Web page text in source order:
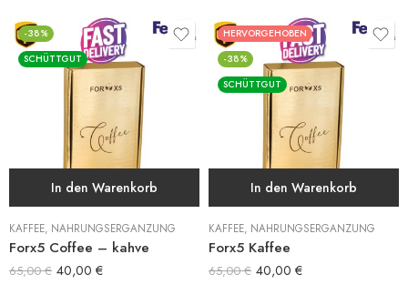
-38%
SCHÜTTGUT
In den Warenkorb
KAFFEE, NAHRUNGSERGÄNZUNG
Forx5 Coffee – kahve
65,00€ 40,00 €
HERVORGEHOBEN
-38%
SCHÜTTGUT
In den Warenkorb
KAFFEE, NAHRUNGSERGÄNZUNG
Forx5 Kaffee
65,00€ 40,00 €